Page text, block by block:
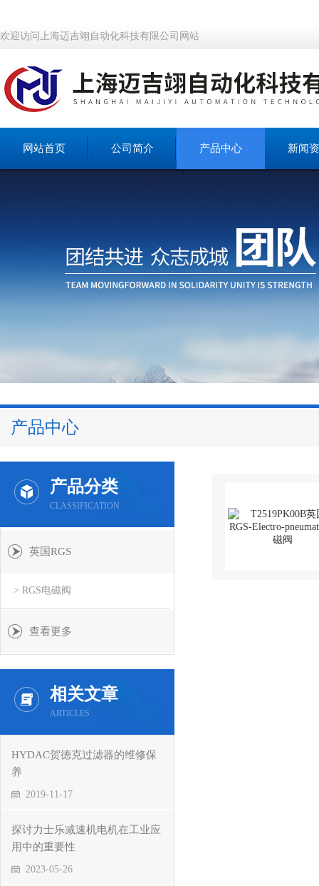
欢迎访问上海迈吉翊自动化科技有限公司网站
网站首页 公司简介 产品中心 新闻
产品中心
产品分类
CLASSIFICATION
英国RGS
> RGS电磁阀
查看更多
相关文章
ARTICLES
HYDAC贺德克过滤器的维修保
养
2019-11-17
探讨力士乐减速机电机在工业应
用中的重要性
2023-05-26